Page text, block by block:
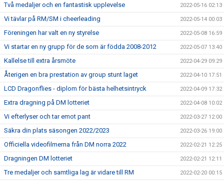
Två medaljer och en fantastisk upplevelse 2022-05-16 02:13
Vi tävlar på RM/SM i cheerleading 2022-05-14 00:03
Föreningen har valt en ny styrelse 2022-05-08 16:59
Vi startar en ny grupp för de som är födda 2008-2012 2022-05-07 13:40
Kallelse till extra årsmöte 2022-04-29 09:29
Återigen en bra prestation av group stunt laget 2022-04-10 17:51
LCD Dragonflies - diplom för bästa helhetsintryck 2022-04-09 17:32
Extra dragning på DM lotteriet 2022-04-08 10:02
Vi efterlyser och tar emot pant 2022-03-27 12:00
Säkra din plats säsongen 2022/2023 2022-03-26 19:00
Officiella videofilmerna från DM norra 2022 2022-02-21 12:25
Dragningen DM lotteriet 2022-02-21 12:11
Tre medaljer och samtliga lag är vidare till RM 2022-02-20 00:15